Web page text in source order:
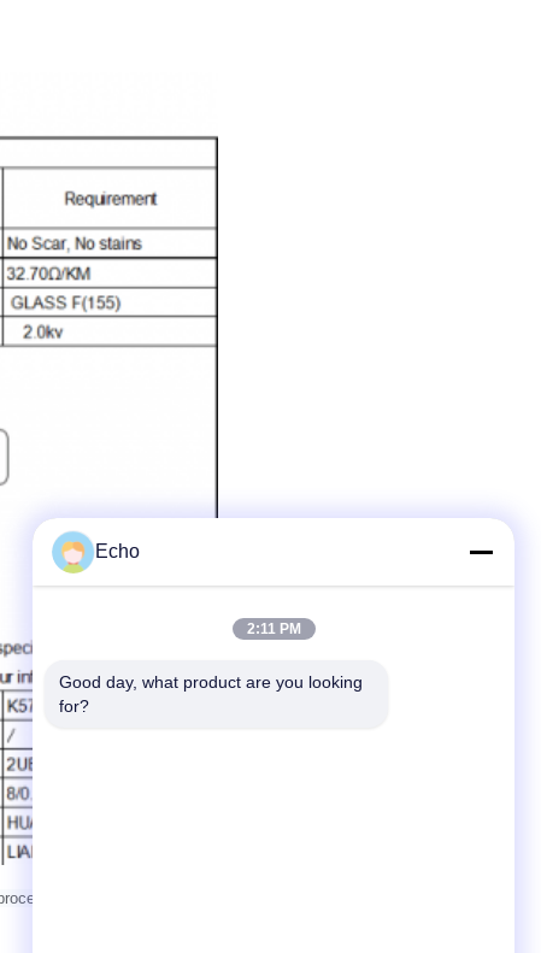
om ons product te verzekeren meer voordeel
Echo
2:11 PM
Good day, what product are you looking
for?